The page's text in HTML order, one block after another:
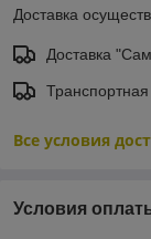
Доставка
Доставка
Все условия
Условия